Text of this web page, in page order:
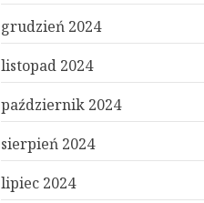
grudzień 2024
listopad 2024
październik 2024
sierpień 2024
lipiec 2024